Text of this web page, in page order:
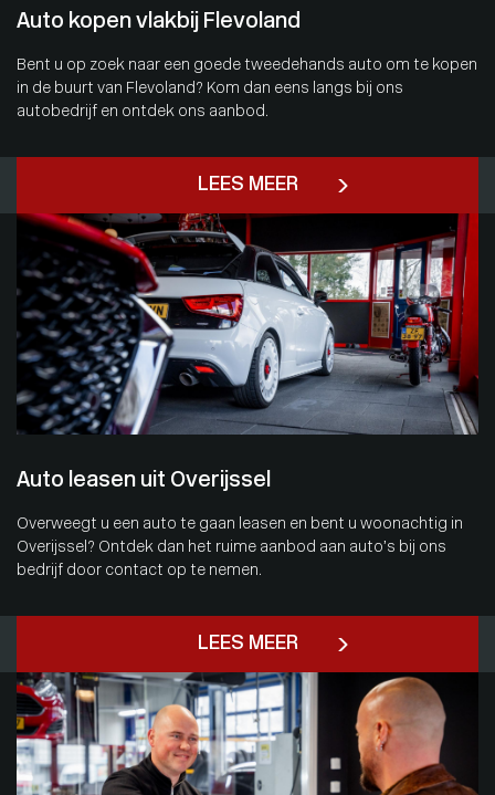
Auto kopen vlakbij Flevoland
Bent u op zoek naar een goede tweedehands auto om te kopen
in de buurt van Flevoland? Kom dan eens langs bij ons
autobedrijf en ontdek ons aanbod.
LEES MEER
Auto leasen uit Overijssel
Overweegt u een auto te gaan leasen en bent u woonachtig in
Overijssel? Ontdek dan het ruime aanbod aan auto’s bij ons
bedrijf door contact op te nemen.
LEES MEER